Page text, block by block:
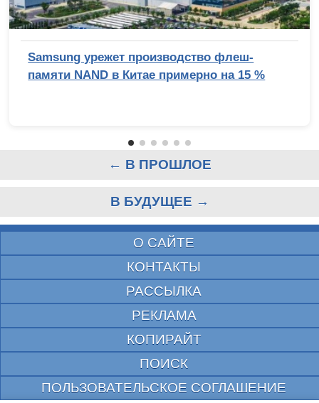
Samsung урежет производство флеш-
памяти NAND в Китае примерно на 15 %
← В ПРОШЛОЕ
В БУДУЩЕЕ →
О САЙТЕ
КОНТАКТЫ
РАССЫЛКА
РЕКЛАМА
КОПИРАЙТ
ПОИСК
ПОЛЬЗОВАТЕЛЬСКОЕ СОГЛАШЕНИЕ